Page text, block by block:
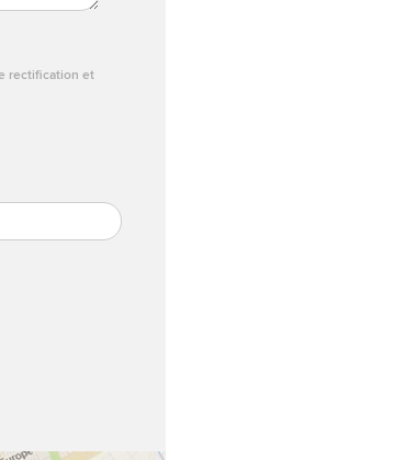
rectification et